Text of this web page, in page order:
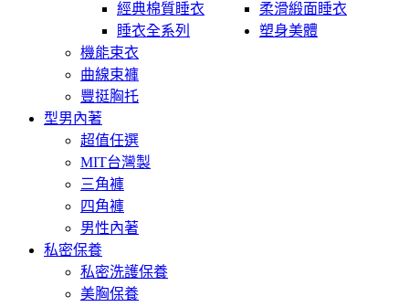
經典棉質睡衣
柔滑緞面睡衣
睡衣全系列
塑身美體
機能束衣
曲線束褲
豐挺胸托
型男內著
超值任選
MIT台灣製
三角褲
四角褲
男性內著
私密保養
私密洗護保養
美胸保養